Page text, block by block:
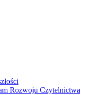
Rozwoju Czytelnictwa